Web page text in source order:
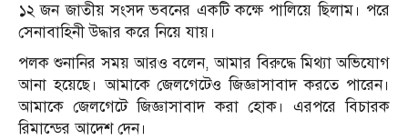
১২ জন জাতীয় সংসদ ভবনের একটি কক্ষে পালিয়ে ছিলাম। পরে
সেনাবাহিনী উদ্ধার করে নিয়ে যায়।
পলক শুনানির সময় আরও বলেন, আমার বিরুদ্ধে মিথ্যা অভিযোগ
আনা হয়েছে। আমাকে জেলগেটেও জিজ্ঞাসাবাদ করতে পারেন।
আমাকে জেলগেটে জিজ্ঞাসাবাদ করা হোক। এরপরে বিচারক
রিমান্ডের আদেশ দেন।